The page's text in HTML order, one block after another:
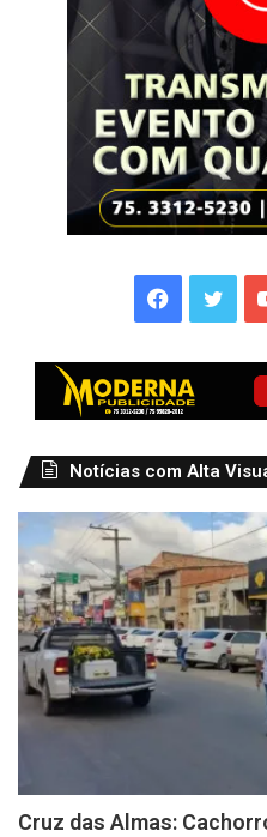
Facebook
Notícias com Alta
Cruz das Almas: